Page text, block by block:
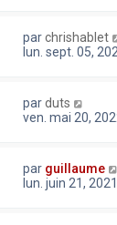
parchrishablet
lun. sept. 05,
parduts
ven. mai 20,
par guillaume
lun. juin 21,